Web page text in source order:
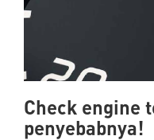
Check engine
penyebabnya!